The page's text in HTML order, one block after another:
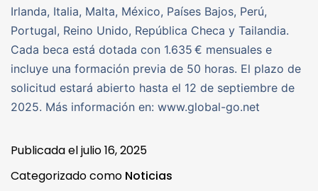
Irlanda, Italia, Malta, México, Países Bajos, Perú,
Portugal, Reino Unido, República Checa y Tailandia.
Cada beca está dotada con 1.635 € mensuales e
incluye una formación previa de 50 horas. El plazo de
solicitud estará abierto hasta el 12 de septiembre de
2025. Más información en: www.global-go.net
Publicada eljulio 16, 2025
Categorizado como Noticias